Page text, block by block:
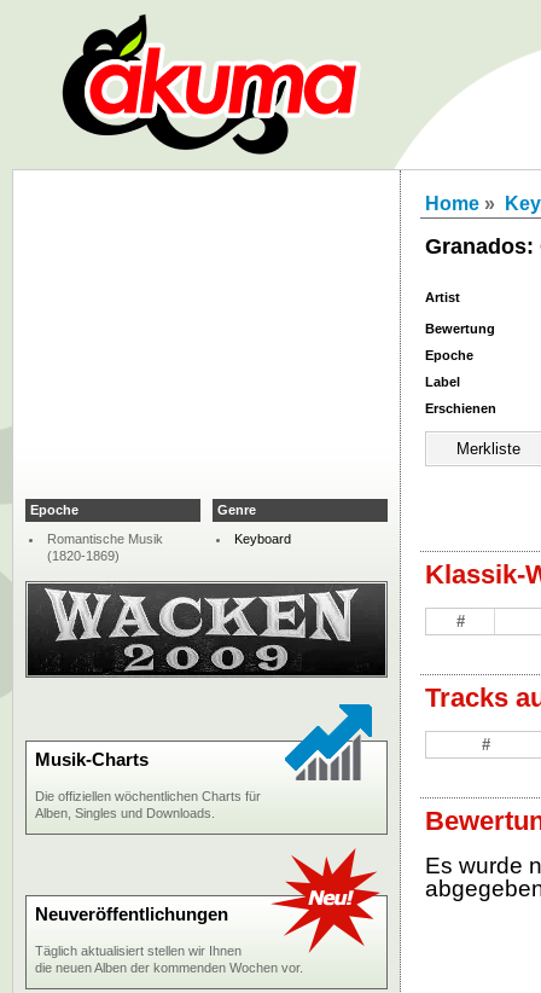
Home »
Granados:
Artist
Bewertung
Epoche
Label
Erschienen
Klassik-
#
Tracks
#
Es wurde
Epoche
Romantische Musik
(1820-1869)
Genre
Keyboard
Musik-Charts
Die offiziellen wöchentlichen Charts für
Alben, Singles und Downloads.
Neuveröffentlichungen
Täglich aktualisiert stellen wir Ihnen
die neuen Alben der kommenden Wochen vor.